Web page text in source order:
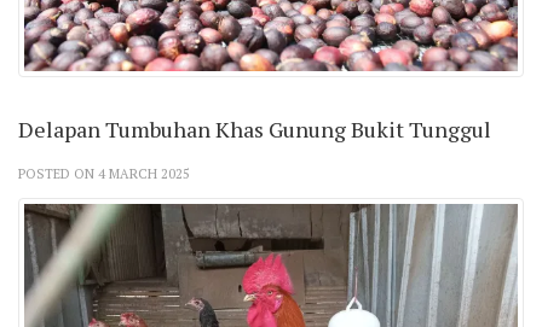
Delapan Tumbuhan Khas Gunung Bukit Tunggul
POSTED ON 4 MARCH 2025